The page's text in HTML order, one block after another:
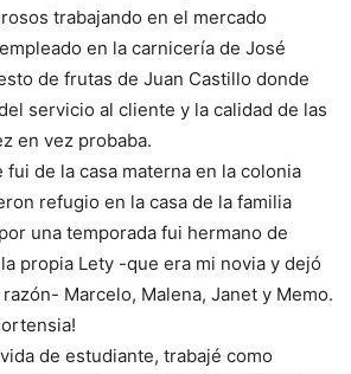
trabajando en el mercado
en la carnicería de José
de frutas de Juan Castillo donde
servicio al cliente y la calidad de las
en vez probaba.
fui de la casa materna en la colonia
refugio en la casa de la familia
una temporada fui hermano de
propia Lety -que era mi novia y dejó
Marcelo, Malena, Janet y Memo.
de estudiante, trabajé como